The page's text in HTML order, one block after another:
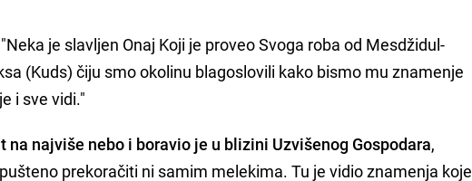
je slavljen Onaj Koji je proveo Svoga roba od Mesdžidul-
(Kuds) čiju smo okolinu blagoslovili kako bismo mu znamenje
i sve vidi."
najviše nebo i boravio je u blizini Uzvišenog Gospodara,
prekoračiti ni samim melekima. Tu je vidio znamenja koje